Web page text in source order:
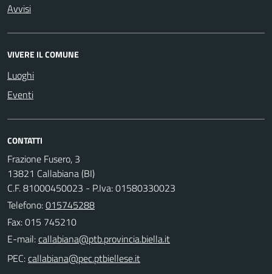
Avvisi
VIVERE IL COMUNE
Luoghi
Eventi
CONTATTI
Frazione Fusero, 3
13821 Callabiana (BI)
C.F. 81000450023 - P.Iva: 01580330023
Telefono:015745288
Fax: 015 745210
E-mail:
PEC: